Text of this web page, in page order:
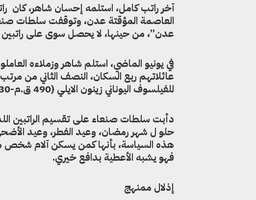
العاصمة المؤقتة عدن، وتوقفت سلطات
عدن”، من حينها، لا يحصل سوى على راتبين
في يونيو الماضي، استلم شاهر وزملاءه
للفيلسوف اليوناني زينون الايلي (490 ق.م-430 ق.م)، وهي القصة التي يعرفها جيداً طلاب الفلسفة.
دأبت سلطات صنعاء على تقسيم الراتبين
حلو ل شهر رمضان، وعيد الفطر، وعيد
هذه السياسة، بأنها كمن يسكن آلام شخص
فهو يشبه الأعطية بدافع خيري.
إذلال ممنهج